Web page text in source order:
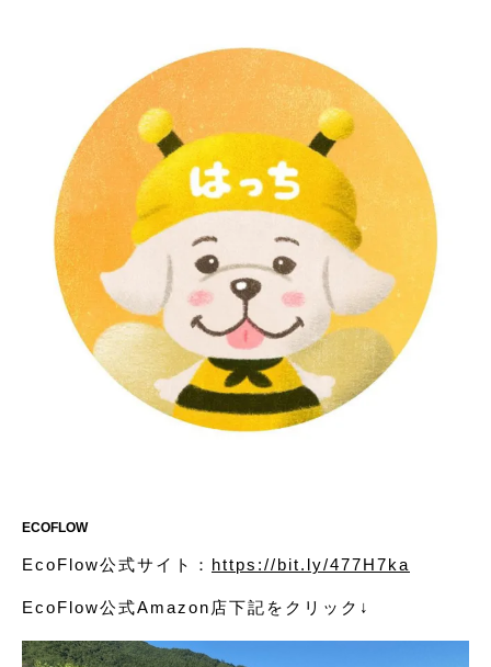
ECOFLOW
EcoFlow公式サイト： https://bit.ly/477H7ka
EcoFlow公式Amazon店下記をクリック↓